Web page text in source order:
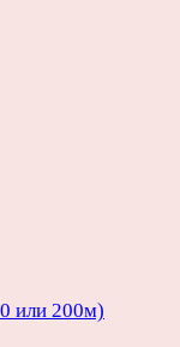
или 200м)